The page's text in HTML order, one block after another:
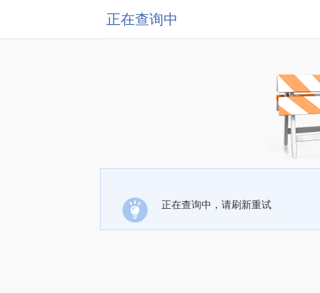
正在查询中
正在查询中，请刷新重试